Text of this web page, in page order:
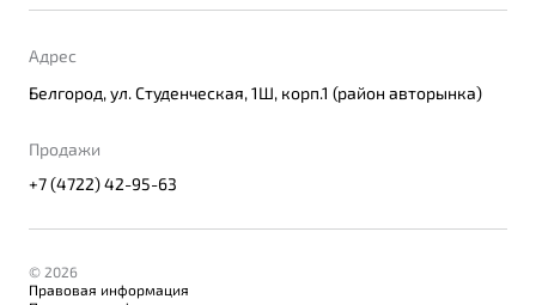
Адрес
Белгород, ул. Студенческая, 1Ш, корп.1 (район авторынка)
Продажи
+7 (4722) 42-95-63
© 2026
Правовая информация